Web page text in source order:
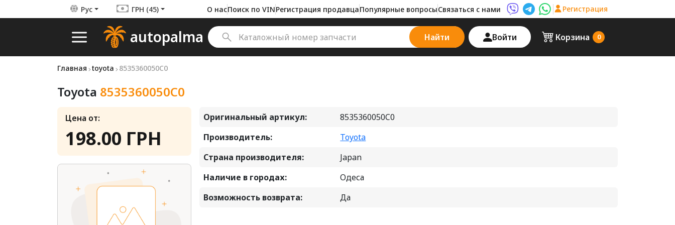
Рус ГРН (45) О насПоиск по VINРегистрация продавцаПопулярные вопросыСвязаться с нами Viber AutoPalma
Telegram AutoPalma
WhatsApp AutoPalma
Регистрация
autopalma Найти Войти Корзина 0
Главная toyota 8535360050C0
Toyota 8535360050C0
Цена от:
198.00 ГРН
Оригинальный артикул:
8535360050C0
Производитель:
Toyota
Страна производителя:
Japan
Наличие в городах:
Одеса
Возможность возврата:
Да